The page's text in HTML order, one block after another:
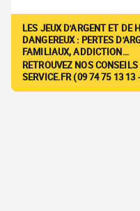
LES JEUX D'ARGENT ET DE
DANGEREUX : PERTES
FAMILIAUX, ADDICTION…
RETROUVEZ NOS
SERVICE.FR (09 74 75 13 13